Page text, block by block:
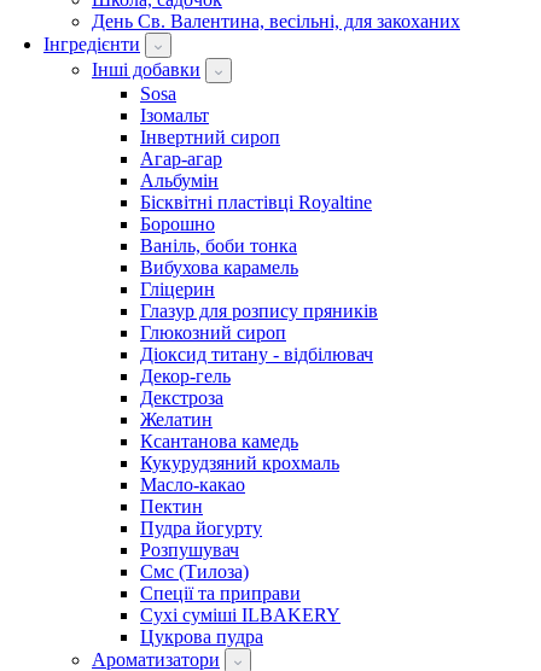
День Св. Валентина, весільні, для закоханих
Інгредієнти
Інші добавки
Sosa
Ізомальт
Інвертний сироп
Агар-агар
Альбумін
Бісквітні пластівці Royaltine
Борошно
Ваніль, боби тонка
Вибухова карамель
Гліцерин
Глазур для розпису пряників
Глюкозний сироп
Діоксид титану - відбілювач
Декор-гель
Декстроза
Желатин
Ксантанова камедь
Кукурудзяний крохмаль
Масло-какао
Пектин
Пудра йогурту
Розпушувач
Смс (Тилоза)
Спеції та приправи
Сухі суміші ILBAKERY
Цукрова пудра
Ароматизатори